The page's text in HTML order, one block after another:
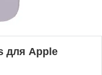
для Apple